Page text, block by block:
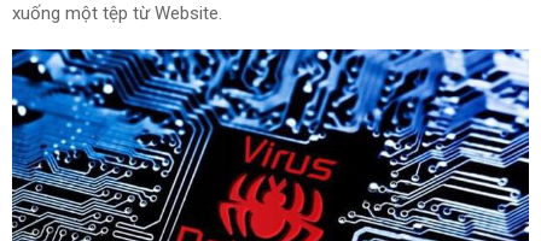
xuống một tệp từWebsite.